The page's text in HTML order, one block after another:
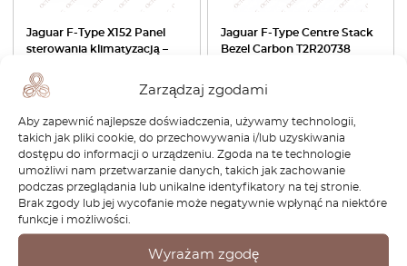
Zarządzaj zgodami
Aby zapewnić najlepsze doświadczenia, używamy technologii,
takich jak pliki cookie, do przechowywania i/lub uzyskiwania
dostępu do informacji o urządzeniu. Zgoda na te technologie
umożliwi nam przetwarzanie danych, takich jak zachowanie
podczas przeglądania lub unikalne identyfikatory na tej stronie.
Brak zgody lub jej wycofanie może negatywnie wpłynąć na niektóre
funkcje i możliwości.
Wyrażam zgodę
Jaguar F-Type X152 Panel
sterowania klimatyzacją –
EX53046A04BB
Zobacz produkt
Jaguar F-Type Centre Stack
Bezel Carbon T2R20738
Zobacz produkt